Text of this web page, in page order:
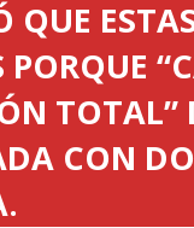
QUE
PORQUE
TOTAL”
CON